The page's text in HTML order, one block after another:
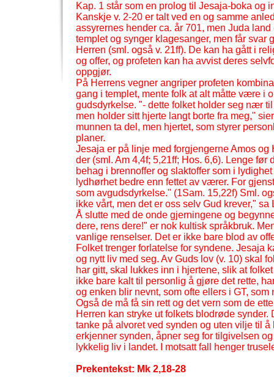
Kap. 1 står som en prolog til Jesaja-boka og
Kanskje v. 2-20 er talt ved en og samme
assyrernes hender ca. år 701, men Juda land
templet og synger klagesanger, men får svar
Herren (sml. også v. 21ff). De kan ha gått i
og offer, og profeten kan ha avvist deres
oppgjør.
På Herrens vegner angriper profeten
gang i templet, mente folk at alt måtte være i
gudsdyrkelse. "- dette folket holder seg nær
men holder sitt hjerte langt borte fra meg,"
munnen ta del, men hjertet, som styrer
planer.
Jesaja er på linje med forgjengerne Amos
der (sml. Am 4,4f; 5,21ff; Hos. 6,6). Lenge
behag i brennoffer og slaktoffer som i
lydhørhet bedre enn fettet av værer. For
som avgudsdyrkelse." (1Sam. 15,22f) Sml.
ikke vårt, men det er oss selv Gud krever," sa
Å slutte med de onde gjerningene og
dere, rens dere!" er nok kultisk språkbruk.
vanlige renselser. Det er ikke bare blod av
Folket trenger forlatelse for syndene.
og nytt liv med seg. Av Guds lov (v. 10) skal
har gitt, skal lukkes inn i hjertene, slik at
ikke bare kalt til personlig å gjøre det rette,
og enken blir nevnt, som ofte ellers i GT,
Også de må få sin rett og det vern som de
Herren kan stryke ut folkets blodrøde
tanke på alvoret ved synden og uten vilje til
erkjenner synden, åpner seg for tilgivelsen
lykkelig liv i landet. I motsatt fall henger
Prekentekst: Mk 2,18-28